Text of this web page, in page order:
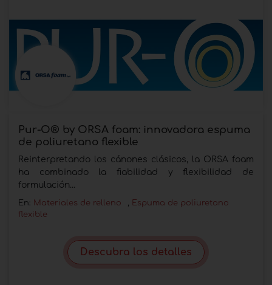
Pur-O® by ORSA foam: innovadora espuma
de poliuretano flexible
Reinterpretando los cánones clásicos, la ORSA foam
ha combinado la fiabilidad y flexibilidad de
formulación...
En: Materiales de relleno
Espuma de poliuretano
flexible
Descubra los detalles